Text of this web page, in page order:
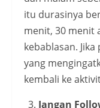
itu durasinya
menit, 30 menit
kebablasan.
yang
kembali ke
Jangan